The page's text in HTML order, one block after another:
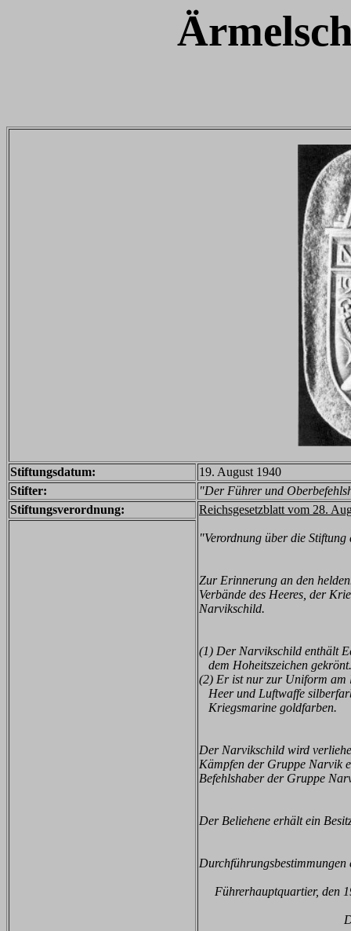
Stiftungsdatum:
19. August 1940
Stifter:
"Der Führer und
Stiftungsverordnung:
Reichsgesetzblatt vom 28.
"Verordnung über die Stiftung
Zur Erinnerung an den
Verbände des Heeres, der
Narvikschild.
(1) Der Narvikschild enthält
dem Hoheitszeichen
(2) Er ist nur zur Uniform am
Heer und Luftwaffe
Kriegsmarine goldfarben.
Der Narvikschild wird
Kämpfen der Gruppe Narvik
Befehlshaber der Gruppe
Der Beliehene erhält ein
Führerhauptquartier, den